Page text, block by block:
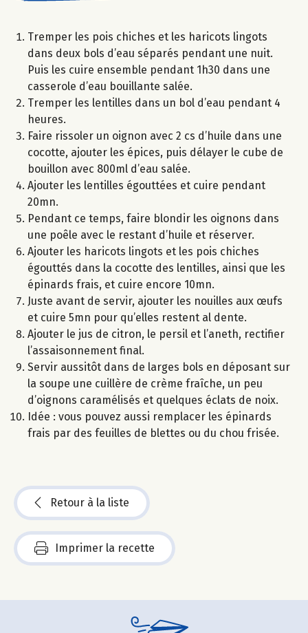
Tremper les pois chiches et les haricots lingots
dans deux bols d’eau séparés pendant une nuit.
Puis les cuire ensemble pendant 1h30 dans une
casserole d’eau bouillante salée.
Tremper les lentilles dans un bol d’eau pendant 4
heures.
Faire rissoler un oignon avec 2 cs d’huile dans une
cocotte, ajouter les épices, puis délayer le cube de
bouillon avec 800ml d’eau salée.
Ajouter les lentilles égouttées et cuire pendant
20mn.
Pendant ce temps, faire blondir les oignons dans
une poêle avec le restant d’huile et réserver.
Ajouter les haricots lingots et les pois chiches
égouttés dans la cocotte des lentilles, ainsi que les
épinards frais, et cuire encore 10mn.
Juste avant de servir, ajouter les nouilles aux œufs
et cuire 5mn pour qu’elles restent al dente.
Ajouter le jus de citron, le persil et l’aneth, rectifier
l’assaisonnement final.
Servir aussitôt dans de larges bols en déposant sur
la soupe une cuillère de crème fraîche, un peu
d’oignons caramélisés et quelques éclats de noix.
Idée : vous pouvez aussi remplacer les épinards
frais par des feuilles de blettes ou du chou frisée.
Retour à la liste
Imprimer la recette